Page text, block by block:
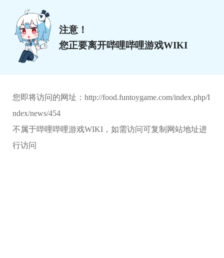
注意！
您正要离开哔哩哔哩游戏WIKI
您即将访问的网址： http://food.funtoygame.com/index.php/I
ndex/news/454
不属于哔哩哔哩游戏WIKI，如需访问可复制网站地址进
行访问